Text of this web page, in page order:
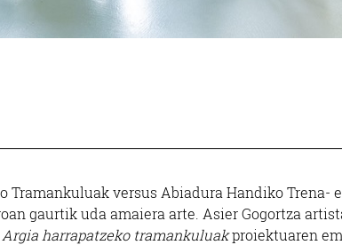
Tramankuluak versus Abiadura Handiko Trena-
gaurtik uda amaiera arte. Asier Gogortza
Argia harrapatzeko tramankuluakproiektuaren